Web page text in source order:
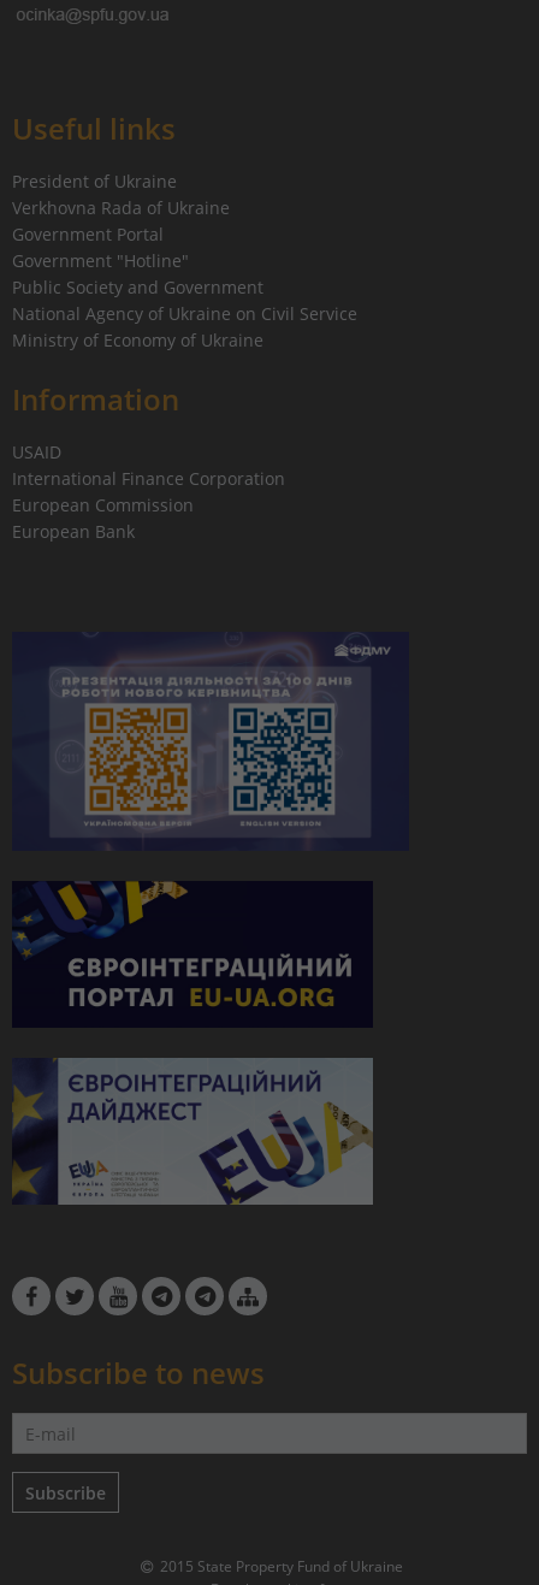
Useful links
President of Ukraine
Verkhovna Rada of Ukraine
Government Portal
Government "Hotline"
Public Society and Government
National Agency of Ukraine on Civil Service
Ministry of Economy of Ukraine
Information
USAID
International Finance Corporation
European Commission
European Bank
Subscribe to news
Subscribe
2015 State Property Fund of Ukraine